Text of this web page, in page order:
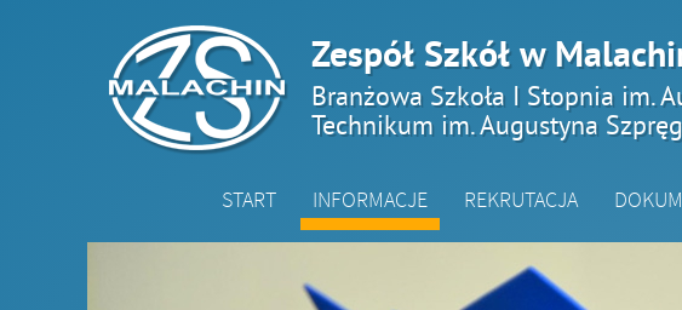
Zespół Szkół w
Branżowa Szkoła I Stopnia im.
Technikum im. Augustyna
START INFORMACJE REKRUTACJA